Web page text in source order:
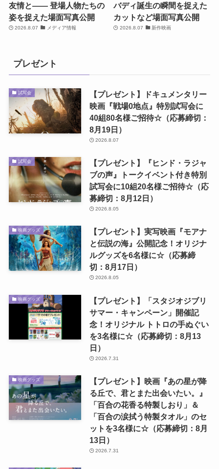
友情と―― 登場人物たちの
姿を捉えた場面写真公開
2026.8.07 メディア情報
バディ誕生の瞬間を捉えた
カットなど場面写真公開
2026.8.07 新作映画
プレゼント
試写会
【プレゼント】ドキュメンタリー
映画『戦場0地点』特別試写会に
40組80名様ご招待☆（応募締切：
8月19日）
2026.8.07
試写会
【プレゼント】『ヒンド・ラジャ
ブの声』トークイベント付き特別
試写会に10組20名様ご招待☆（応
募締切：8月12日）
2026.8.05
映画グッズ
【プレゼント】実写映画『モアナ
と伝説の海』公開記念！オリジナ
ルグッズを6名様に☆（応募締
切：8月17日）
2026.8.05
映画グッズ
【プレゼント】「スタジオジブリ
サマー・キャンペーン」開催記
念！オリジナル トトロの手ぬぐい
を3名様に☆（応募締切：8月13
日）
2026.7.31
映画グッズ
【プレゼント】映画『あの星が降
る丘で、君とまた出会いたい。』
「百合の花香る特製しおり」＆
「百合の涙拭う特製タオル」のセ
ットを3名様に☆（応募締切：8月
13日）
2026.7.31